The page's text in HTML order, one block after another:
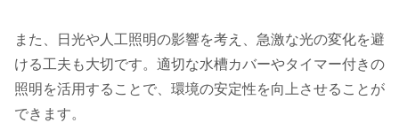
また、日光や人工照明の影響を考え、急激な光の変化を避
ける工夫も大切です。適切な水槽カバーやタイマー付きの
照明を活用することで、環境の安定性を向上させることが
できます。